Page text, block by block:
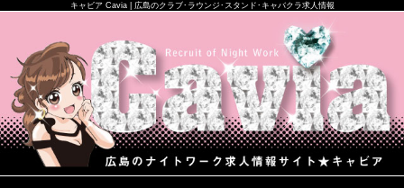
キャビア Cavia | 広島のクラブ･ラウンジ･スタンド･キャバクラ求人情報